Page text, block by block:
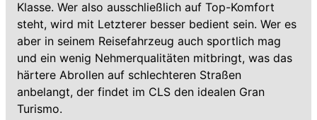
Klasse. Wer also ausschließlich auf Top-Komfort
steht, wird mit Letzterer besser bedient sein. Wer es
aber in seinem Reisefahrzeug auch sportlich mag
und ein wenig Nehmerqualitäten mitbringt, was das
härtere Abrollen auf schlechteren Straßen
anbelangt, der findet im CLS den idealen Gran
Turismo.